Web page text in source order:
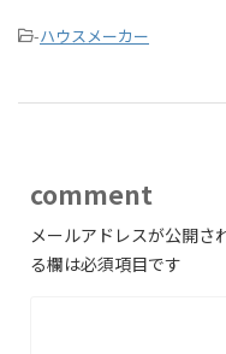
-ハウスメーカー
comment
メールアドレスが公開さ
る欄は必須項目です